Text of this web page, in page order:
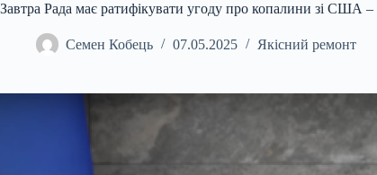
Завтра Рада має ратифікувати угоду про копалини зі США –
Семен Кобець 07.05.2025 Якісний ремонт